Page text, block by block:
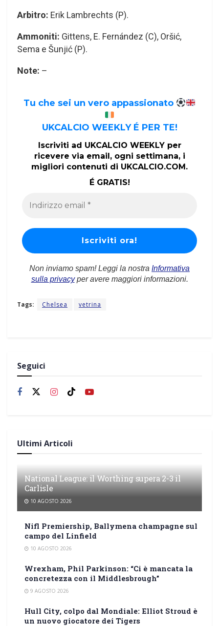
Arbitro: Erik Lambrechts (P).
Ammoniti: Gittens, E. Fernández (C), Oršić,
Sema e Šunjić (P).
Note: –
Tu che sei un vero appassionato
UKCALCIO WEEKLY É PER TE!
Iscriviti ad UKCALCIO WEEKLY per
ricevere via email, ogni settimana, i
migliori contenuti di UKCALCIO.COM.
É GRATIS!
Non inviamo spam! Leggi la nostra Informativa
sulla privacyper avere maggiori informazioni.
Tags: Chelsea vetrina
Seguici
Ultimi Articoli
National League: il Worthing supera 2-3 il
Carlisle
10 AGOSTO 2026
Nifl Premiership, Ballymena champagne sul
campo del Linfield
10 AGOSTO 2026
Wrexham, Phil Parkinson: “Ci è mancata la
concretezza con il Middlesbrough”
9 AGOSTO 2026
Hull City, colpo dal Mondiale: Elliot Stroud è
un nuovo giocatore dei Tigers